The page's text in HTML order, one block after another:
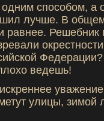
способом, а
лучше. В
равнее.
ведешь!
улицы,